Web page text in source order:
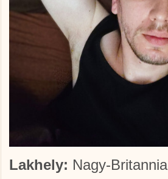
Lakhely: Nagy-Britannia